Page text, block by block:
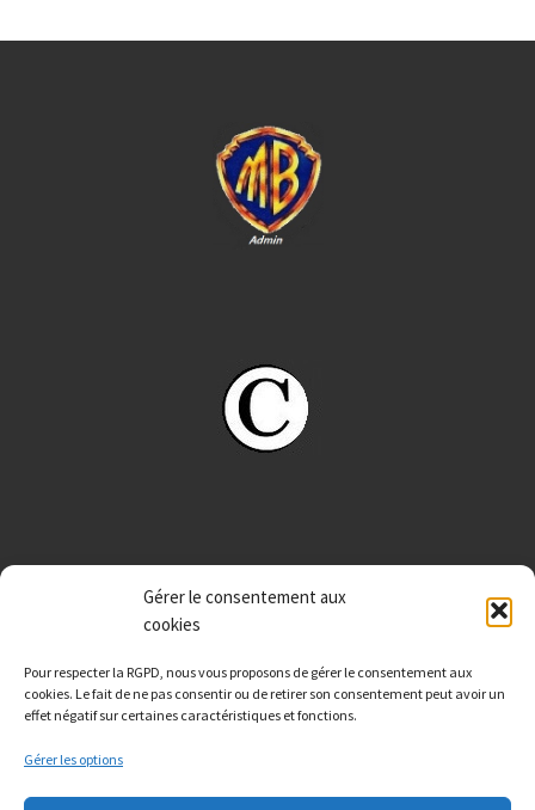
Gérer le consentement aux
cookies
Pour respecter la RGPD, nous vous proposons de gérer le consentement aux
cookies. Le fait de ne pas consentir ou de retirer son consentement peut avoir un
effet négatif sur certaines caractéristiques et fonctions.
Gérer les options